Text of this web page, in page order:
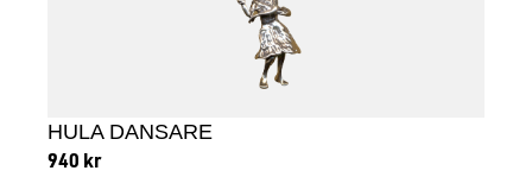
HULA DANSARE
940 kr